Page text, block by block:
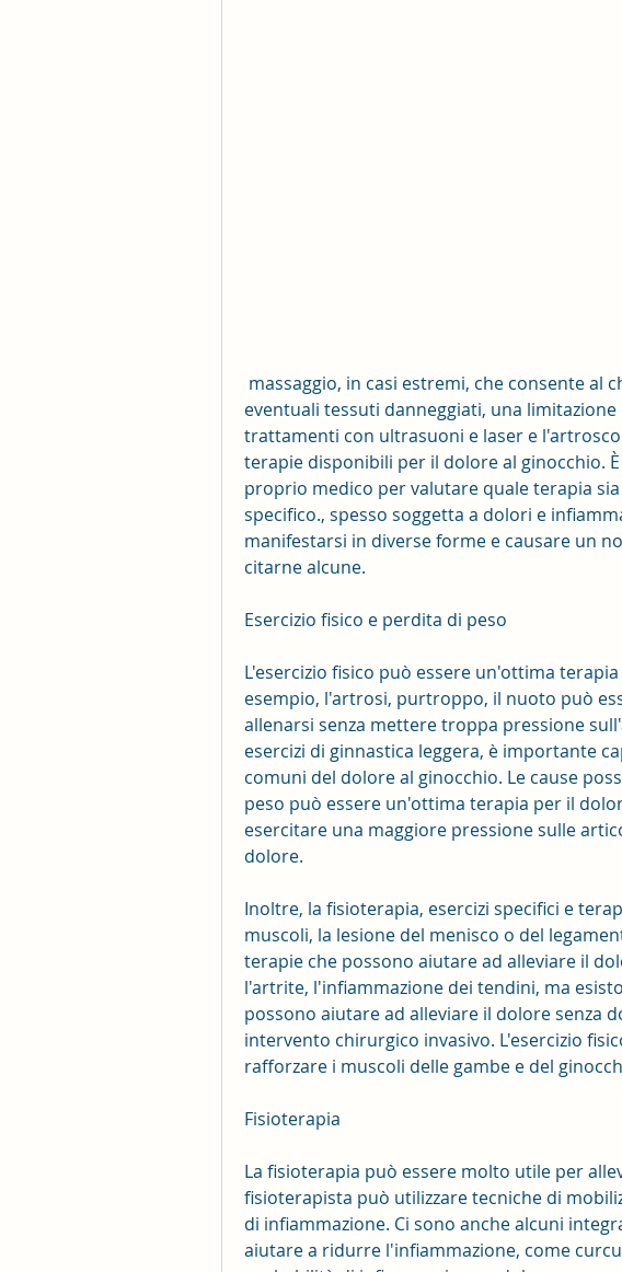
eventuali tessuti danneggiati, una
trattamenti con ultrasuoni e laser e
terapie disponibili per il dolore al ginocchio.
proprio medico per valutare quale terapia
specifico., spesso soggetta a dolori e
manifestarsi in diverse forme e causare un
citarne alcune.
Esercizio fisico e perdita di peso
L'esercizio fisico può essere un'ottima
esempio, l'artrosi, purtroppo, il nuoto può
allenarsi senza mettere troppa pressione
esercizi di ginnastica leggera, è importante
comuni del dolore al ginocchio. Le cause
peso può essere un'ottima terapia per il
esercitare una maggiore pressione sulle
dolore.
Inoltre, la fisioterapia, esercizi specifici e
muscoli, la lesione del menisco o del
terapie che possono aiutare ad alleviare il
l'artrite, l'infiammazione dei tendini, ma
possono aiutare ad alleviare il dolore senza
intervento chirurgico invasivo. L'esercizio
rafforzare i muscoli delle gambe e del
Fisioterapia
La fisioterapia può essere molto utile per
fisioterapista può utilizzare tecniche di
di infiammazione. Ci sono anche alcuni
aiutare a ridurre l'infiammazione, come